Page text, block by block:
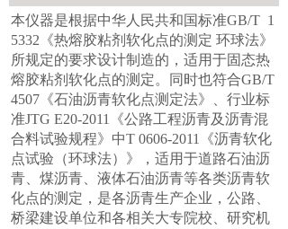
本仪器是根据中华人民共和国标准GB/T 1
5332《热熔胶粘剂软化点的测定 环球法》
所规定的要求设计制造的，适用于固态热
熔胶粘剂软化点的测定。同时也符合GB/T
4507《石油沥青软化点测定法》、行业标
准JTG E20-2011《公路工程沥青及沥青混
合料试验规程》中T 0606-2011《沥青软化
点试验（环球法）》，适用于道路石油沥
青、煤沥青、液体石油沥青等各类沥青软
化点的测定，是各沥青生产企业，公路、
桥梁建设单位和各相关大专院校、研究机